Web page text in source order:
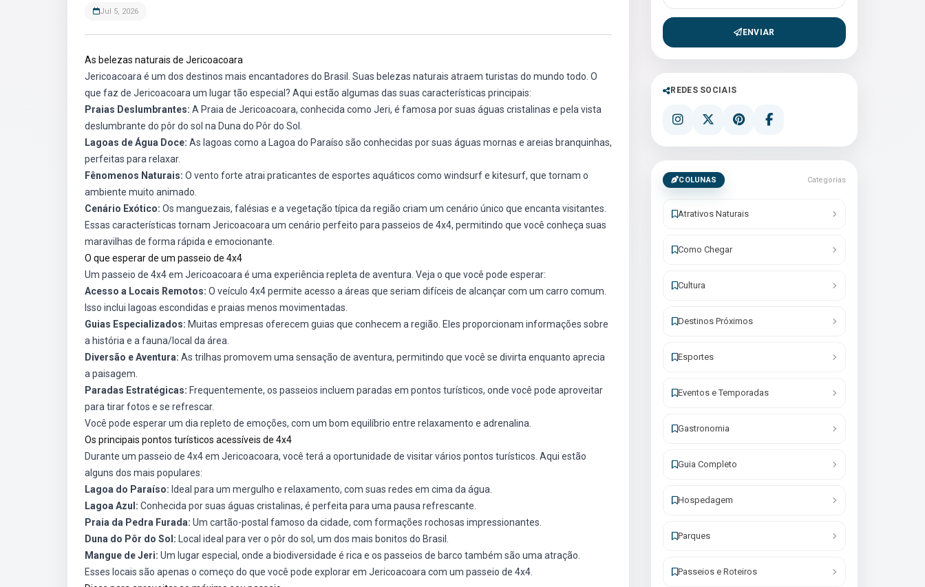
Jul 5, 2026
As belezas naturais de Jericoacoara
Jericoacoara é um dos destinos mais encantadores do Brasil. Suas belezas naturais atraem turistas do mundo todo. O
que faz de Jericoacoara um lugar tão especial? Aqui estão algumas das suas características principais:
Praias Deslumbrantes: A Praia de Jericoacoara, conhecida como Jeri, é famosa por suas águas cristalinas e pela vista
deslumbrante do pôr do sol na Duna do Pôr do Sol.
Lagoas de Água Doce: As lagoas como a Lagoa do Paraíso são conhecidas por suas águas mornas e areias branquinhas,
perfeitas para relaxar.
Fênomenos Naturais: O vento forte atrai praticantes de esportes aquáticos como windsurf e kitesurf, que tornam o
ambiente muito animado.
Cenário Exótico: Os manguezais, falésias e a vegetação típica da região criam um cenário único que encanta visitantes.
Essas características tornam Jericoacoara um cenário perfeito para passeios de 4x4, permitindo que você conheça suas
maravilhas de forma rápida e emocionante.
O que esperar de um passeio de 4x4
Um passeio de 4x4 em Jericoacoara é uma experiência repleta de aventura. Veja o que você pode esperar:
Acesso a Locais Remotos: O veículo 4x4 permite acesso a áreas que seriam difíceis de alcançar com um carro comum.
Isso inclui lagoas escondidas e praias menos movimentadas.
Guias Especializados: Muitas empresas oferecem guias que conhecem a região. Eles proporcionam informações sobre
a história e a fauna/local da área.
Diversão e Aventura: As trilhas promovem uma sensação de aventura, permitindo que você se divirta enquanto aprecia
a paisagem.
Paradas Estratégicas: Frequentemente, os passeios incluem paradas em pontos turísticos, onde você pode aproveitar
para tirar fotos e se refrescar.
Você pode esperar um dia repleto de emoções, com um bom equilíbrio entre relaxamento e adrenalina.
Os principais pontos turísticos acessíveis de 4x4
Durante um passeio de 4x4 em Jericoacoara, você terá a oportunidade de visitar vários pontos turísticos. Aqui estão
alguns dos mais populares:
Lagoa do Paraíso: Ideal para um mergulho e relaxamento, com suas redes em cima da água.
Lagoa Azul: Conhecida por suas águas cristalinas, é perfeita para uma pausa refrescante.
Praia da Pedra Furada: Um cartão-postal famoso da cidade, com formações rochosas impressionantes.
Duna do Pôr do Sol: Local ideal para ver o pôr do sol, um dos mais bonitos do Brasil.
Mangue de Jeri: Um lugar especial, onde a biodiversidade é rica e os passeios de barco também são uma atração.
Esses locais são apenas o começo do que você pode explorar em Jericoacoara com um passeio de 4x4.
ENVIAR
REDES SOCIAIS
COLUNAS Categorias
Atrativos Naturais
Como Chegar
Cultura
Destinos Próximos
Esportes
Eventos e Temporadas
Gastronomia
Guia Completo
Hospedagem
Parques
Passeios e Roteiros